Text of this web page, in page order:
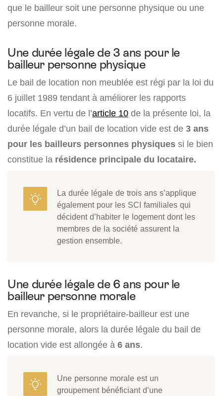
que le bailleur soit une personne physique ou une
personne morale.
Une durée légale de 3 ans pour le
bailleur personne physique
Le bail de location non meublée est régi par la loi du
6 juillet 1989 tendant à améliorer les rapports
locatifs. En vertu de l’article 10 de la présente loi, la
durée légale d’un bail de location vide est de 3 ans
pour les bailleurs personnes physiques si le bien
constitue la résidence principale du locataire.
La durée légale de trois ans s’applique
également pour les SCI familiales qui
décident d’habiter le logement dont les
membres de la société assurent la
gestion ensemble.
Une durée légale de 6 ans pour le
bailleur personne morale
En revanche, si le propriétaire-bailleur est une
personne morale, alors la durée légale du bail de
location vide est allongée à 6 ans.
Une personne morale est un
groupement bénéficiant d’une